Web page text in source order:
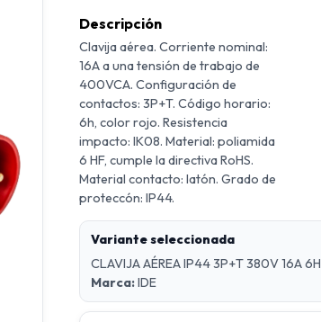
Descripción
Clavija aérea. Corriente nominal:
16A a una tensión de trabajo de
400VCA. Configuración de
contactos: 3P+T. Código horario:
6h, color rojo. Resistencia
impacto: IK08. Material: poliamida
6 HF, cumple la directiva RoHS.
Material contacto: latón. Grado de
proteccón: IP44.
Variante seleccionada
CLAVIJA AÉREA IP44 3P+T 380V 16A 6H
Marca:IDE